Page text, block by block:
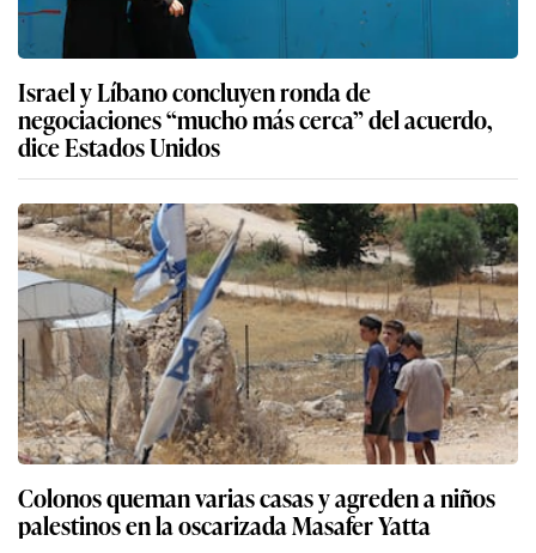
Israel y Líbano concluyen ronda de
negociaciones “mucho más cerca” del acuerdo,
dice Estados Unidos
Colonos queman varias casas y agreden a niños
palestinos en la oscarizada Masafer Yatta